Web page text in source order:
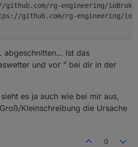
rg-engineering/
github.com/rg-engineering/
abgeschnitten… Ist das
und vor " bei dir in der
es ja auch wie bei mir aus,
Kleinschreibung die Ursache
0